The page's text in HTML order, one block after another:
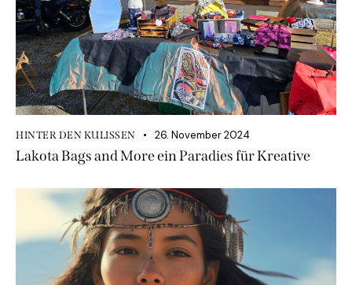
HINTER DEN KULISSEN 26. November 2024
Lakota Bags and More ein Paradies für Kreative